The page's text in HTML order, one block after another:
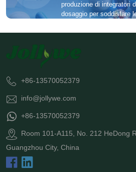
produzione di integratori
dosaggio per soddisfare
+86-13570052379
info@jollywe.com
+86-13570052379
Room 101-A115, No. 212 HeDong
Guangzhou City, China